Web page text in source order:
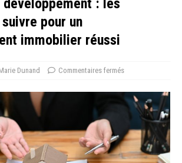
développement : les
pour un
immobilier réussi
Dunand Commentaires fermés